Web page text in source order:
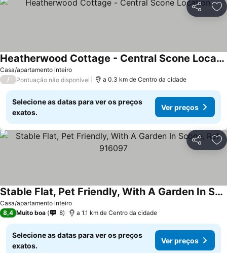
Partilhar
Casa/apartamento inteiro
Heatherwood Cottage - Central Scone Location
/ Pontuação não disponível a 0.3 km de Centro da cidade
Selecione as datas para ver os preços
exatos.
Ver preços
Partilhar
Casa/apartamento inteiro
Stable Flat, Pet Friendly, With A Garden In Scone, Ref 916097
8,4 Muito boa 8 a 1.1 km de Centro da cidade
Selecione as datas para ver os preços
exatos.
Ver preços